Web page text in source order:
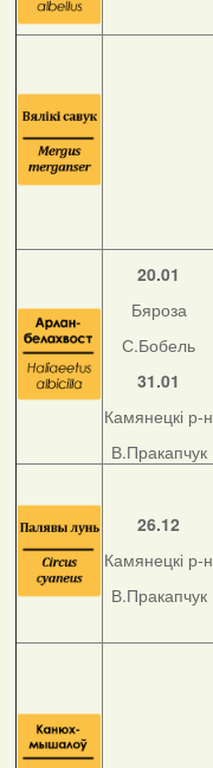
20.01
Бяроза
С.Бобель
31.01
Камянецкі р-н
В.Пракапчук
26.12
Камянецкі р-н
В.Пракапчук